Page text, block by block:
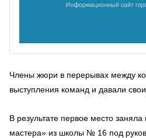
Члены жюри в перерывах между
выступления команд и давали
В результате первое место
мастера» из школы № 16 под